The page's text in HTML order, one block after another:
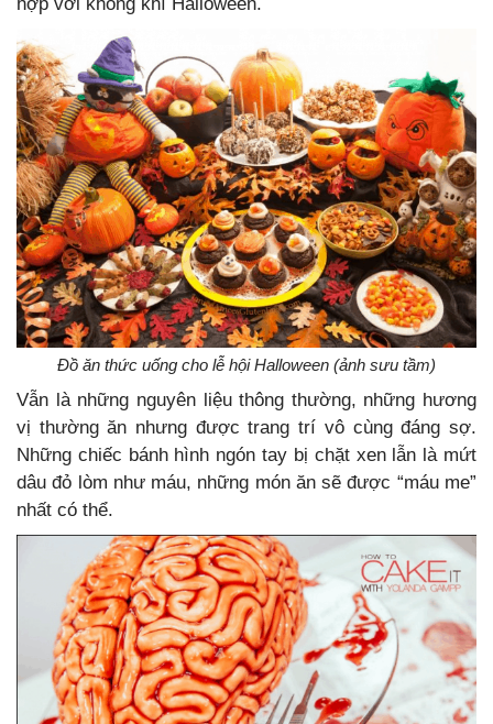
Đồ ăn thức uống cho lễ hội Halloween (ảnh sưu tầm)
Vẫn là những nguyên liệu thông thường, những hương
vị thường ăn nhưng được trang trí vô cùng đáng sợ.
Những chiếc bánh hình ngón tay bị chặt xen lẫn là mứt
dâu đỏ lòm như máu, những món ăn sẽ được “máu me”
nhất có thể.